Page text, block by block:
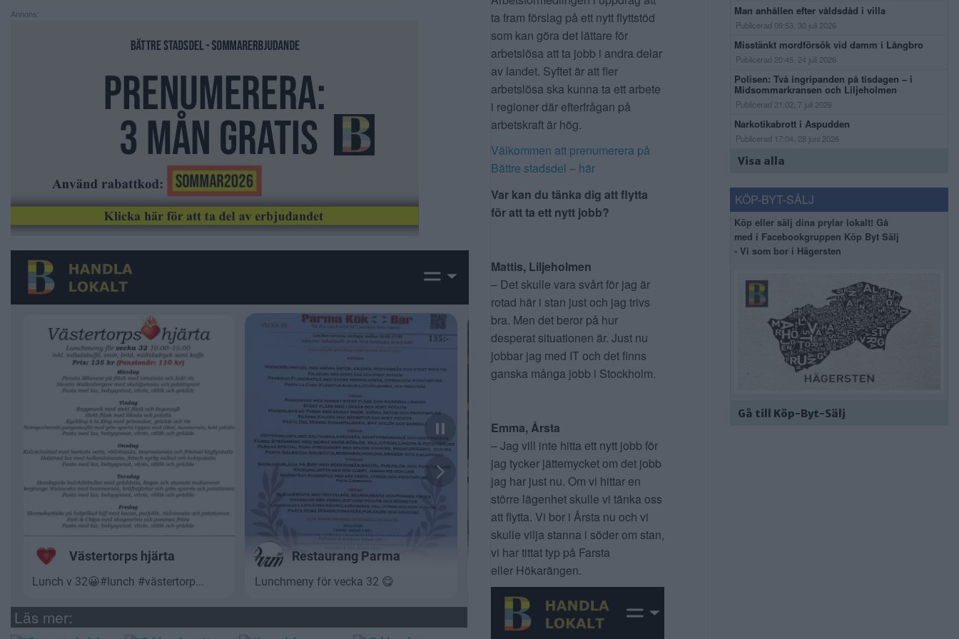
Annons:
Läs mer:
ta fram förslag på ett nytt flyttstöd
som kan göra det lättare för
arbetslösa att ta jobb i andra delar
av landet. Syftet är att fler
arbetslösa ska kunna ta ett arbete
i regioner där efterfrågan på
arbetskraft är hög.
Välkommen att prenumerera på
Bättre stadsdel – här
Var kan du tänka dig att flytta
för att ta ett nytt jobb?
Mattis, Liljeholmen
– Det skulle vara svårt för jag är
rotad här i stan just och jag trivs
bra. Men det beror på hur
desperat situationen är. Just nu
jobbar jag med IT och det finns
ganska många jobb i Stockholm.
Emma, Årsta
– Jag vill inte hitta ett nytt jobb för
jag tycker jättemycket om det jobb
jag har just nu. Om vi hittar en
större lägenhet skulle vi tänka oss
att flytta. Vi bor i Årsta nu och vi
skulle vilja stanna i söder om stan,
vi har tittat typ på Farsta
eller Hökarängen.
Man anhållen efter våldsdåd i villa
Publicerad 09:53, 30 juli 2026
Misstänkt mordförsök vid damm i Långbro
Publicerad 20:45, 24 juli 2026
Polisen: Två ingripanden på tisdagen – i
Midsommarkransen och Liljeholmen
Publicerad 21:02, 7 juli 2026
Narkotikabrott i Aspudden
Publicerad 17:04, 28 juni 2026
Visa alla
KÖP-BYT-SÄLJ
Köp eller sälj dina prylar lokalt! Gå
med i Facebookgruppen Köp Byt Sälj
- Vi som bor i Hägersten
Gå till Köp-Byt-Sälj